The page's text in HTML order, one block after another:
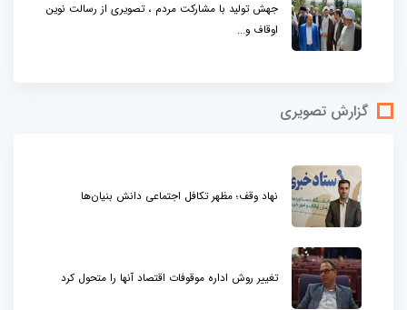
جهش تولید با مشارکت مردم ، تصویری از رسالت نوین
اوقاف و...
گزارش تصویری
نهاد وقف؛ مظهر تکافل اجتماعی دانش بنیان‌ها
تغییر روش اداره موقوفات اقتصاد آنها را متحول کرد